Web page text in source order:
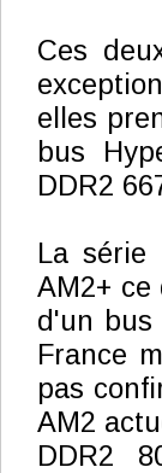
Ces
elles
bus
DDR2
La série
AM2+
d'un bus
France
pas
AM2
DDR2